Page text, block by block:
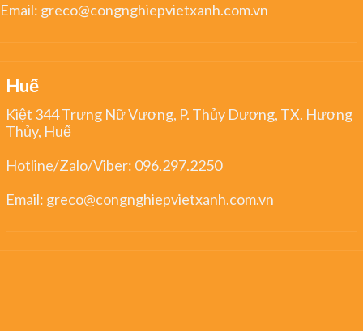
Email: greco@congnghiepvietxanh.com.vn
Huế
Kiệt 344 Trưng Nữ Vương, P. Thủy Dương, TX. Hương
Thủy, Huế
Hotline/Zalo/Viber: 096.297.2250
Email: greco@congnghiepvietxanh.com.vn